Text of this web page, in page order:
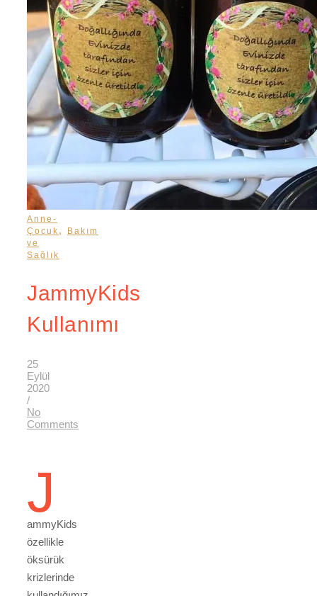
Anne-
Çocuk ,
Bakım
ve
Sağlık
JammyKids
Kullanımı
25
Eylül
2020
/
No
Comments
J
ammyKids
özellikle
öksürük
krizlerinde